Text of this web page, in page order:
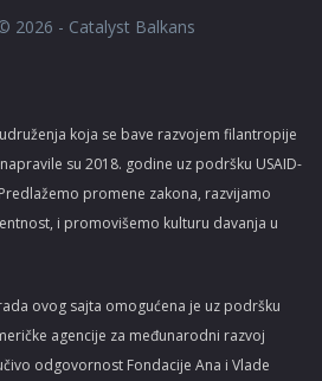
2026 - Catalyst Balkans
koja se bave razvojem filantropije
su 2018. godine uz podršku USAID-
promene zakona, razvijamo
i promovišemo kulturu davanja u
ovog sajta omogućena je uz podršku
agencije za međunarodni razvoj
odgovornost Fondacije Ana i Vlade